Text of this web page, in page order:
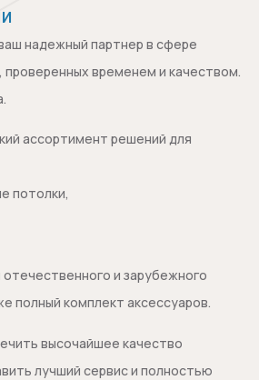
надежный партнер в сфере
временем и качеством.
ассортимент решений для
потолки,
и зарубежного
полный комплект аксессуаров.
высочайшее качество
лучший сервис и полностью